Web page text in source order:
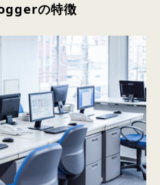
の特徴